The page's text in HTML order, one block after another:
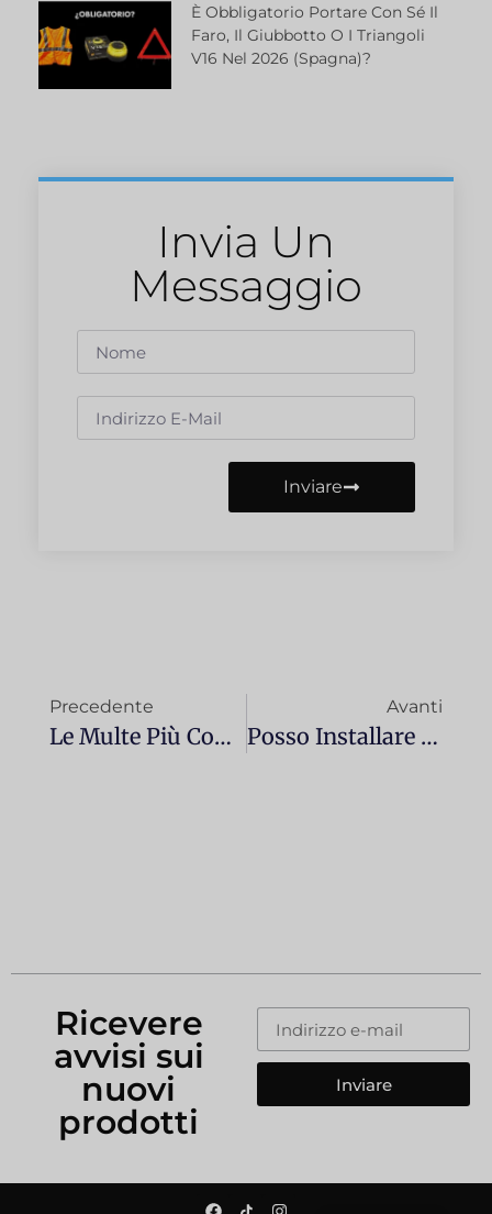
È Obbligatorio Portare Con Sé Il
Faro, Il Giubbotto O I Triangoli
V16 Nel 2026 (Spagna)?
Invia Un
Messaggio
Inviare
Precedente
Le Multe Più Comuni Per Gli Automobilisti In Spagna (studi E Statistiche)
Avanti
Posso Installare Luci LED Personalizzate, Luci Ambientali O Luci Al Neon Nella Mia Auto?
Ricevere
avvisi sui
nuovi
prodotti
Inviare